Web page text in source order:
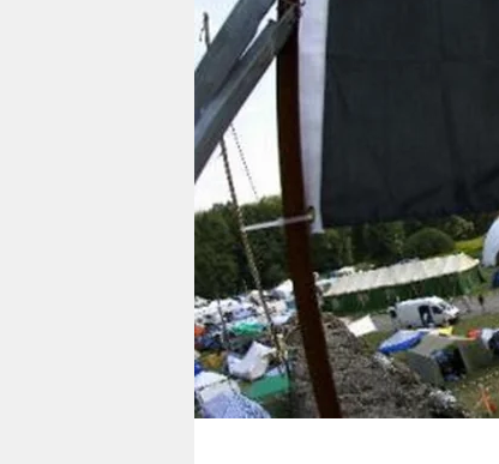
wahrheit
verlag
verlag
veranstaltungen
shop
fragen & hilfe
unterstützen
abo
genossenschaft